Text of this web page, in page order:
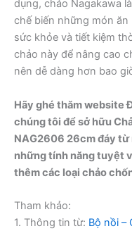
dụng, chảo Nagakawa
chế biến những món
sức khỏe và tiết kiệm
chảo này để nâng cao
nên dễ dàng hơn bao
Hãy ghé thăm website
chúng tôi để sở hữu
NAG2606 26cm đáy từ
những tính năng tuyệt
thêm các loại chảo
Tham khảo:
1. Thông tin từ: Bộ nồi –